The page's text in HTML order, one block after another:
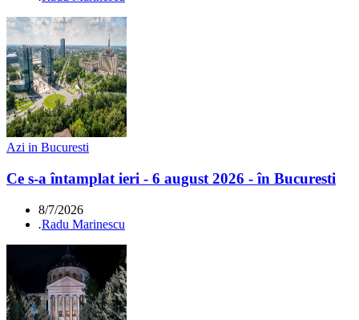
Azi in Bucuresti
Ce s-a întamplat ieri - 6 august 2026 - în Bucuresti
8/7/2026
.Radu Marinescu